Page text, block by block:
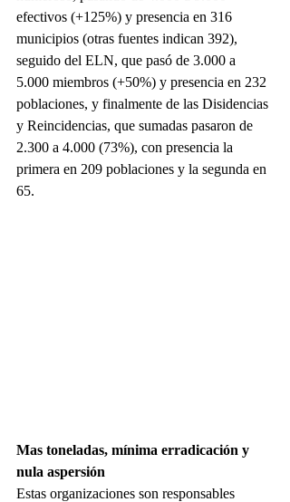
efectivos (+125%) y presencia en 316
municipios (otras fuentes indican 392),
seguido del ELN, que pasó de 3.000 a
5.000 miembros (+50%) y presencia en 232
poblaciones, y finalmente de las Disidencias
y Reincidencias, que sumadas pasaron de
2.300 a 4.000 (73%), con presencia la
primera en 209 poblaciones y la segunda en
65.
Mas toneladas, mínima erradicación y
nula aspersión
Estas organizaciones son responsables